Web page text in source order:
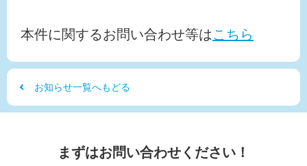
本件に関するお問い合わせ等はこちら
お知らせ一覧へもどる
まずはお問い合わせください！